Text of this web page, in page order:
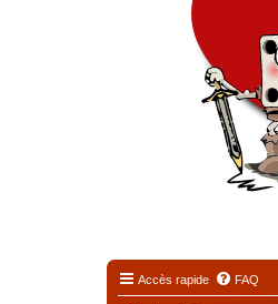
Accès rapide FAQ